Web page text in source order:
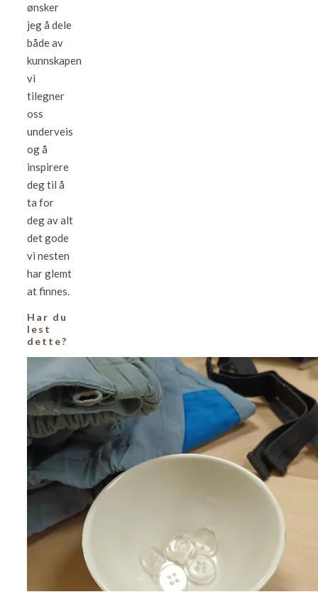
ønsker
jeg å dele
både av
kunnskapen
vi
tilegner
oss
underveis
og å
inspirere
deg til å
ta for
deg av alt
det gode
vi nesten
har glemt
at finnes.
Har du
lest
dette?